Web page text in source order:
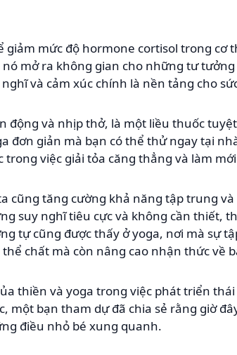
mức độ hormone cortisol trong cơ
mở ra không gian cho những tư
và cảm xúc chính là nền tảng cho
động và nhịp thở, là một liều thuốc
đơn giản mà bạn có thể thử ngay tại
việc giải tỏa căng thẳng và làm
cũng tăng cường khả năng tập trung
suy nghĩ tiêu cực và không cần thiết,
tự cũng được thấy ở yoga, nơi mà sự
chất mà còn nâng cao nhận thức về
thiền và yoga trong việc phát triển
một bạn tham dự đã chia sẻ rằng giờ
điều nhỏ bé xung quanh.